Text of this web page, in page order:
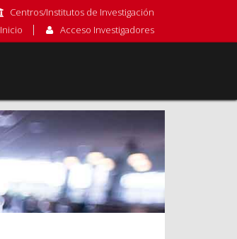
Centros/Institutos de Investigación
Inicio
Acceso Investigadores